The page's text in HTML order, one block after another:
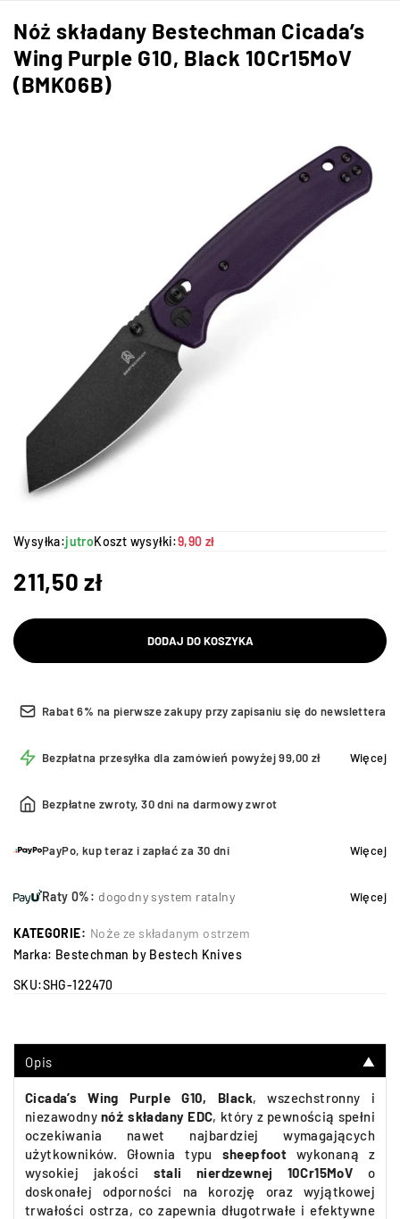
Nóż składany Bestechman Cicada’s
Wing Purple G10, Black 10Cr15MoV
(BMK06B)
Wysyłka:jutroKoszt wysyłki:9,90 zł
211,50zł
DODAJ DO KOSZYKA
Rabat 6% na pierwsze zakupy przy zapisaniu się do newslettera
Bezpłatna przesyłka dla zamówień powyżej 99,00 zł Więcej
Bezpłatne zwroty, 30 dni na darmowy zwrot
PayPo, kup teraz i zapłać za 30 dni Więcej
Raty 0%: dogodny system ratalny Więcej
KATEGORIE: Noże ze składanym ostrzem
Marka: Bestechman by Bestech Knives
SKU:SHG-122470
Opis ▼
Cicada’s Wing Purple G10, Black,wszechstronny i
niezawodny nóż składany EDC, który z pewnością spełni
oczekiwania nawet najbardziej wymagających
użytkowników. Głownia typu
sheepfoot
wykonaną z
wysokiej jakości
stali nierdzewnej 10Cr15MoV
o
doskonałej odporności na korozję oraz wyjątkowej
trwałości ostrza, co zapewnia długotrwałe i efektywne